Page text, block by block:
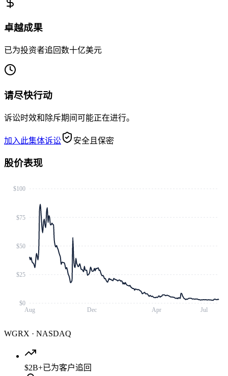
卓越成果
已为投资者追回数十亿美元
请尽快行动
诉讼时效和除斥期间可能正在进行。
加入此集体诉讼 安全且保密
股价表现
Aug Dec Apr Jul
$0
$25
$50
$75
$100
WGRX · NASDAQ
$2B+已为客户追回